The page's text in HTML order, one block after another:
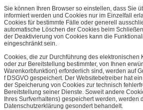
Sie können Ihren Browser so einstellen, dass Sie
informiert werden und Cookies nur im Einzelfall
Cookies für bestimmte Fälle oder generell
automatische Löschen der Cookies beim
der Deaktivierung von Cookies kann die
eingeschränkt sein.
Cookies, die zur Durchführung des elektronischen
oder zur Bereitstellung bestimmter, von Ihnen
Warenkorbfunktion) erforderlich sind, werden auf
f DSGVO gespeichert. Der Websitebetreiber hat
der Speicherung von Cookies zur technisch
Bereitstellung seiner Dienste. Soweit andere
Ihres Surfverhaltens) gespeichert werden, werden
Datenschutzerklärung gesondert behandelt.